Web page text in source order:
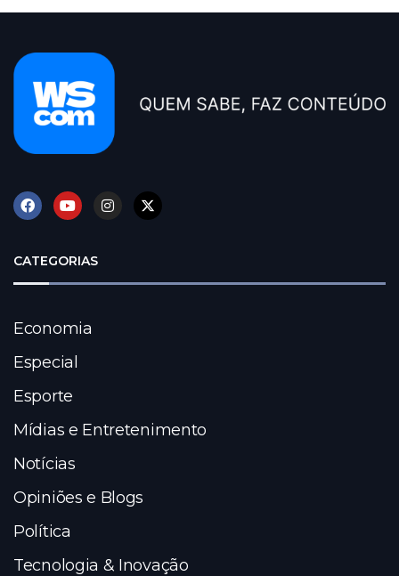
CATEGORIAS
Economia
Especial
Esporte
Mídias e Entretenimento
Notícias
Opiniões e Blogs
Política
Tecnologia & Inovação